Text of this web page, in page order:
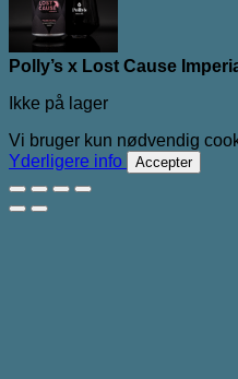
Polly’s x Lost Cause
Ikke på lager
Vi bruger kun nødvendig
Yderligere info
Accepter